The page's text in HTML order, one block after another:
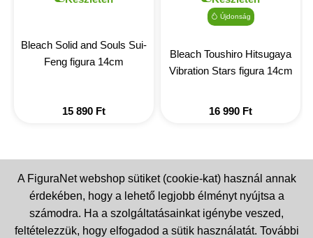
Bleach Solid and Souls Sui-
Feng figura 14cm
15 890 Ft
Újdonság
Bleach Toushiro Hitsugaya
Vibration Stars figura 14cm
16 990 Ft
A FiguraNet webshop sütiket (cookie-kat) használ annak
érdekében, hogy a lehető legjobb élményt nyújtsa a
számodra. Ha a szolgáltatásainkat igénybe veszed,
feltételezzük, hogy elfogadod a sütik használatát. További